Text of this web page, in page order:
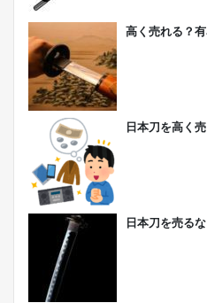
高く売れる？
日本刀を高く
日本刀を売る